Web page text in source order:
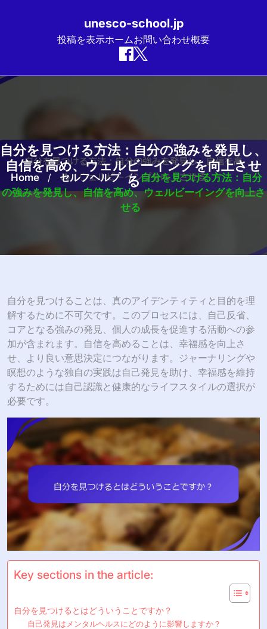
unesco-school.jp
投稿を表示ホームお問い合わせ概要
Skip
自分を見つける方法：自分の強みを発見し、
自信を高め、ウェルビーイングを向上させ
る
Home / セルフヘルプ / 自分を見つける方法：自分
の強みを発見し、自信を高め、ウェルビーイングを向上さ
せる
自分を見つけることは、真のアイデンティティと目的を理
解するために不可欠です。このプロセスには、自己反省、
コアとなる強みの発見、個人の成長を促進する活動への参
加が含まれます。自信を高めることは、幸福感を向上さ
せ、より良い意思決定につながります。ジャーナリングや
瞑想のような独自の実践は自己発見を助け、幸福感を維持
するためには自己認識と健康的なライフスタイルの選択が
必要です。
Key sections in the article:
自分を見つけるとはどういうことですか？
自己発見はメンタルヘルスにどのように影響しますか？